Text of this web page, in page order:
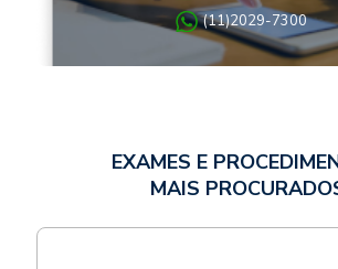
(11)2029-7300
EXAMES E
MAIS